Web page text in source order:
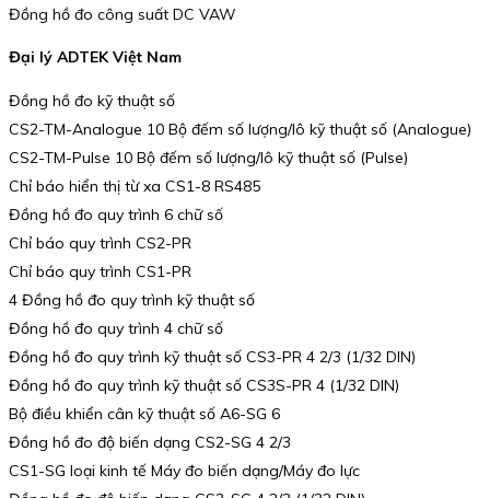
Đồng hồ đo công suất DC VAW
Đại lý ADTEK Việt Nam
Đồng hồ đo kỹ thuật số
CS2-TM-Analogue 10 Bộ đếm số lượng/lô kỹ thuật số (Analogue)
CS2-TM-Pulse 10 Bộ đếm số lượng/lô kỹ thuật số (Pulse)
Chỉ báo hiển thị từ xa CS1-8 RS485
Đồng hồ đo quy trình 6 chữ số
Chỉ báo quy trình CS2-PR
Chỉ báo quy trình CS1-PR
4 Đồng hồ đo quy trình kỹ thuật số
Đồng hồ đo quy trình 4 chữ số
Đồng hồ đo quy trình kỹ thuật số CS3-PR 4 2/3 (1/32 DIN)
Đồng hồ đo quy trình kỹ thuật số CS3S-PR 4 (1/32 DIN)
Bộ điều khiển cân kỹ thuật số A6-SG 6
Đồng hồ đo độ biến dạng CS2-SG 4 2/3
CS1-SG loại kinh tế Máy đo biến dạng/Máy đo lực